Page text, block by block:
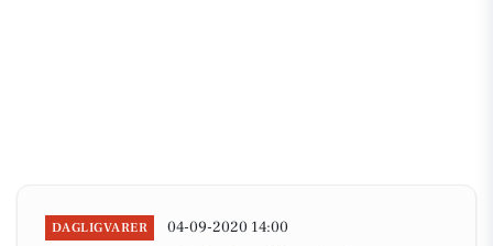
DAGLIGVARER 04-09-2020 14:00